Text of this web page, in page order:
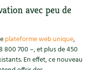
avec peu de
plateforme web unique,
700 –, et plus de 450
En effet, ce nouveau